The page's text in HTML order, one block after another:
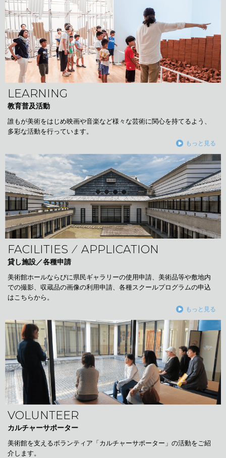
LEARNING
教育普及活動
誰もが美術をはじめ映画や音楽など様々な芸術に関心を持てるよう、
多彩な活動を行っています。
もっと見る
FACILITIES ⁄ APPLICATION
貸し施設／各種申請
美術館ホールならびに県民ギャラリーの使用申請、美術品等や敷地内
での撮影、収蔵品の画像の利用申請、各種スクールプログラムの申込
はこちらから。
もっと見る
VOLUNTEER
カルチャーサポーター
美術館を支えるボランティア「カルチャーサポーター」の活動をご紹
介します。